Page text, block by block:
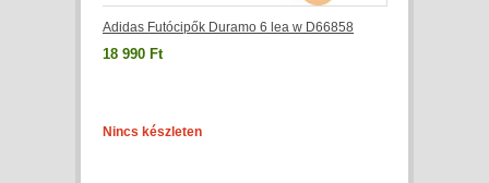
Adidas Futócipők Duramo 6 lea w D66858
18 990 Ft
Nincs készleten